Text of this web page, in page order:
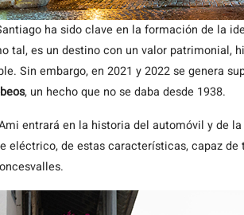
ha sido clave en la formación de la
tal, es un destino con un valor patrimonial,
Sin embargo, en 2021 y 2022 se genera
, un hecho que no se daba desde 1938.
entrará en la historia del automóvil y de
eléctrico, de estas características, capaz